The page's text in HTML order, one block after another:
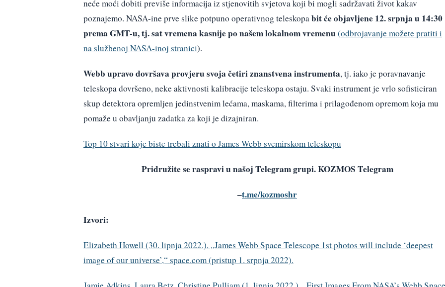
neće moći dobiti previše informacija iz stjenovitih svjetova koji bi mogli sadržavati život kakav
poznajemo. NASA-ine prve slike potpuno operativnog teleskopabit će objavljene 12. srpnja u 14:30
prema GMT-u, tj. sat vremena kasnije po našem lokalnom vremenu(odbrojavanje možete pratiti i
na službenoj NASA-inoj stranici).
Webb upravo dovršava provjeru svoja četiri znanstvena instrumenta, tj. iako je poravnavanje
teleskopa dovršeno, neke aktivnosti kalibracije teleskopa ostaju. Svaki instrument je vrlo sofisticiran
skup detektora opremljen jedinstvenim lećama, maskama, filterima i prilagođenom opremom koja mu
pomaže u obavljanju zadatka za koji je dizajniran.
Top 10 stvari koje biste trebali znati o James Webb svemirskom teleskopu
Pridružite se raspravi u našoj Telegram grupi. KOZMOS Telegram
–t.me/kozmoshr
Izvori:
Elizabeth Howell (30. lipnja 2022.), „James Webb Space Telescope 1st photos will include ‘deepest
image of our universe’,“ space.com (pristup 1. srpnja 2022).